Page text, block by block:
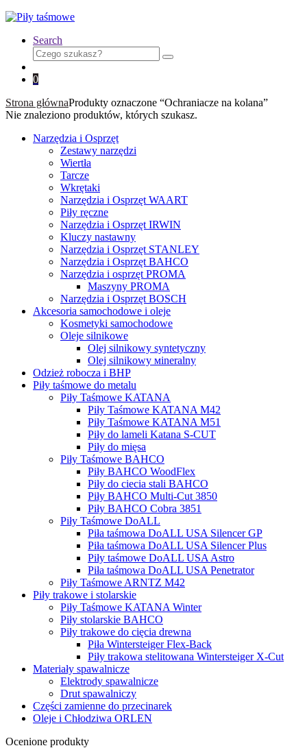
Search
Search
for:
0
Strona głównaProdukty oznaczone “Ochraniacze na kolana”
Nie znaleziono produktów, których szukasz.
Narzędzia i Osprzęt
Zestawy narzędzi
Wiertła
Tarcze
Wkrętaki
Narzędzia i Osprzęt WAART
Piły ręczne
Narzędzia i Osprzęt IRWIN
Kluczy nastawny
Narzędzia i Osprzęt STANLEY
Narzędzia i Osprzęt BAHCO
Narzędzia i osprzęt PROMA
Maszyny PROMA
Narzędzia i Osprzęt BOSCH
Akcesoria samochodowe i oleje
Kosmetyki samochodowe
Oleje silnikowe
Olej silnikowy syntetyczny
Оlej silnikowy мineralny
Odzież robocza i BHP
Piły taśmowe do metalu
Piły Taśmowe KATANA
Piły Taśmowe KATANA M42
Piły Taśmowe KATANA M51
Piły do lameli Katana S-CUT
Piły do mięsa
Piły Taśmowe BAHCO
Piły BAHCO WoodFlex
Piły do ciecia stali BAHCO
Piły BAHCO Multi-Cut 3850
Piły BAHCO Cobra 3851
Piły Taśmowe DoALL
Piła taśmowa DoALL USA Silencer GP
Piła taśmowa DoALL USA Silencer Plus
Piły taśmowe DoALL USA Astro
Piła taśmowa DoALL USA Penetrator
Piły Taśmowe ARNTZ M42
Piły trakowe i stolarskie
Piły Taśmowe KATANA Winter
Piły stolarskie BAHCO
Piły trakowe do cięcia drewna
Piła Wintersteiger Flex-Back
Piły trakowa stelitowana Wintersteiger X-Cut
Materiały spawalnicze
Elektrody spawalnicze
Drut spawalniczy
Części zamienne do przecinarek
Oleje i Chłodziwa ORLEN
Ocenione produkty